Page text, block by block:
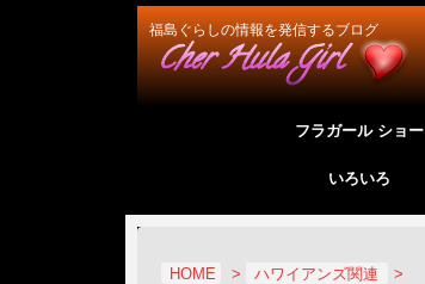
福島ぐらしの情報を発信するブログ
フラガール ショー
いろいろ
HOME > ハワイアンズ関連 >